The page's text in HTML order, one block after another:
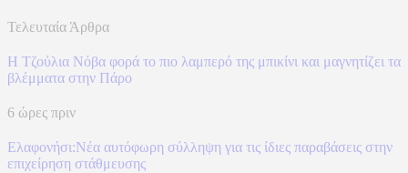
Τελευταία Άρθρα
Η Τζούλια Νόβα φορά το πιο λαμπερό της μπικίνι και μαγνητίζει τα
βλέμματα στην Πάρο
6 ώρες πριν
Ελαφονήσι:Νέα αυτόφωρη σύλληψη για τις ίδιες παραβάσεις στην
επιχείρηση στάθμευσης